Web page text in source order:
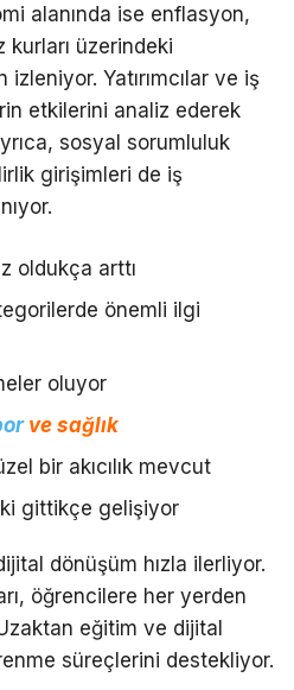
alanında ise enflasyon,
kurları üzerindeki
Yatırımcılar ve iş
etkilerini analiz ederek
sosyal sorumluluk
girişimleri de iş
oldukça arttı
önemli ilgi
oluyor
ve sağlık
bir akıcılık mevcut
gittikçe gelişiyor
dönüşüm hızla ilerliyor.
öğrencilere her yerden
eğitim ve dijital
süreçlerini destekliyor.